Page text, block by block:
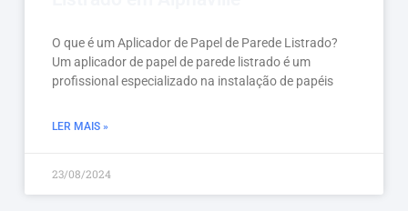
O que é um Aplicador de Papel de Parede Listrado?
Um aplicador de papel de parede listrado é um
profissional especializado na instalação de papéis
LER MAIS »
23/08/2024